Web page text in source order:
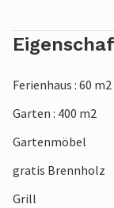
Spätsommer
Sie die Natur auf
schnell nicht
Ferienhaus : 60 m2
Garten : 400 m2
Gartenmöbel
gratis Brennholz
Grill